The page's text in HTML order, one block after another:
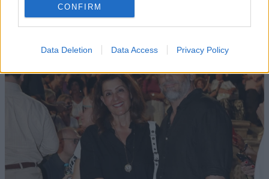
CONFIRM
Data Deletion Data Access Privacy Policy
TRENDING